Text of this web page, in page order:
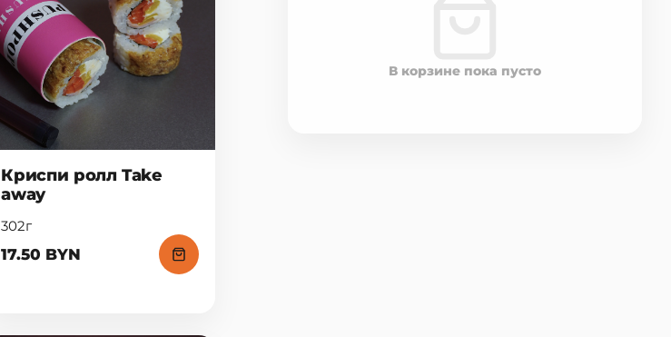
Криспи ролл Take
away
302г
17.50 BYN
В корзине пока пусто